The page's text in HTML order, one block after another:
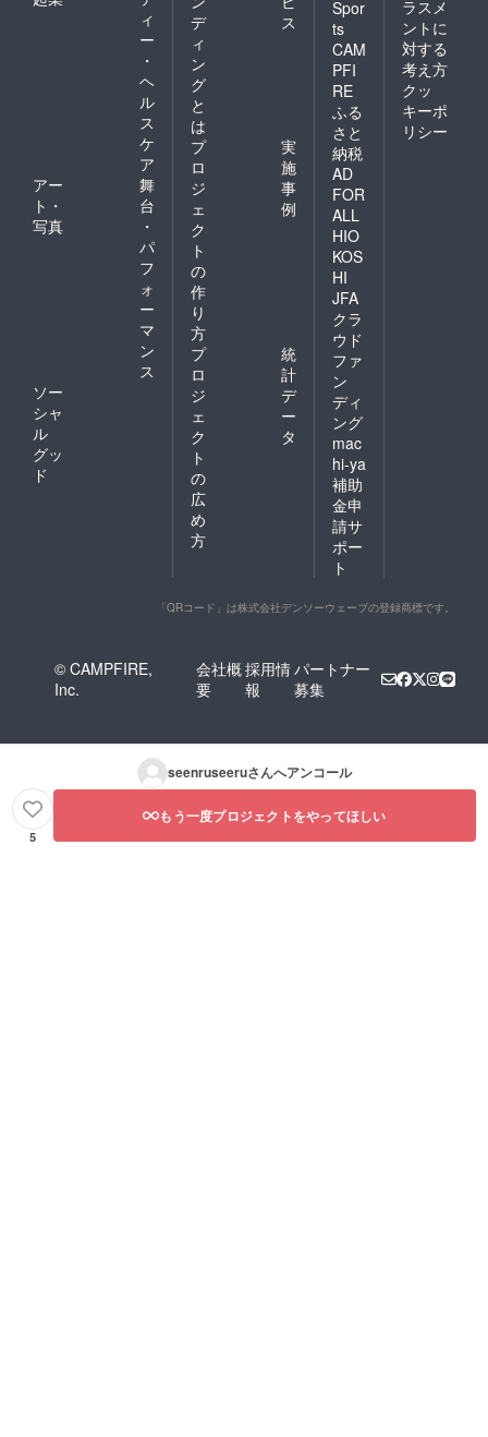
ィ
ー
・
ヘ
ル
ス
ケ
ア
アー
ト・
写真
舞
台
・
パ
フ
ォ
ー
マ
ン
ス
ソー
シャ
ル
グッ
ド
デ
ィ
ン
グ
と
は
ス
プ
ロ
ジ
ェ
ク
ト
の
作
り
方
実
施
事
例
プ
ロ
ジ
ェ
ク
ト
の
広
め
方
統
計
デ
ー
タ
Spor
ts
CAM
PFI
RE
ふる
さと
納税
AD
FOR
ALL
HIO
KOS
HI
JFA
クラ
ウド
ファ
ン
ディ
ング
mac
hi-ya
補助
金申
請サ
ポー
ト
ラスメ
ントに
対する
考え方
クッ
キーポ
リシー
「QRコード」は株式会社デンソーウェーブの登録商標です。
© CAMPFIRE,
Inc.
会社概
要
採用情
報
パートナー
募集
seenruseeruさんへアンコール
5
もう一度プロジェクトをやってほしい